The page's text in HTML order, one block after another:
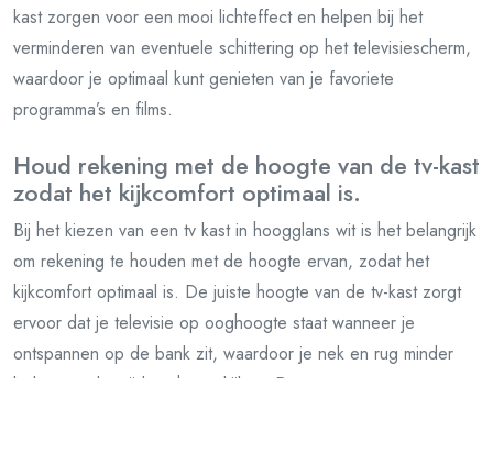
kast zorgen voor een mooi lichteffect en helpen bij het
verminderen van eventuele schittering op het televisiescherm,
waardoor je optimaal kunt genieten van je favoriete
programma’s en films.
Houd rekening met de hoogte van de tv-kast
zodat het kijkcomfort optimaal is.
Bij het kiezen van een tv kast in hoogglans wit is het belangrijk
om rekening te houden met de hoogte ervan, zodat het
kijkcomfort optimaal is. De juiste hoogte van de tv-kast zorgt
ervoor dat je televisie op ooghoogte staat wanneer je
ontspannen op de bank zit, waardoor je nek en rug minder
belast worden tijdens het tv kijken. Door te zorgen voor een